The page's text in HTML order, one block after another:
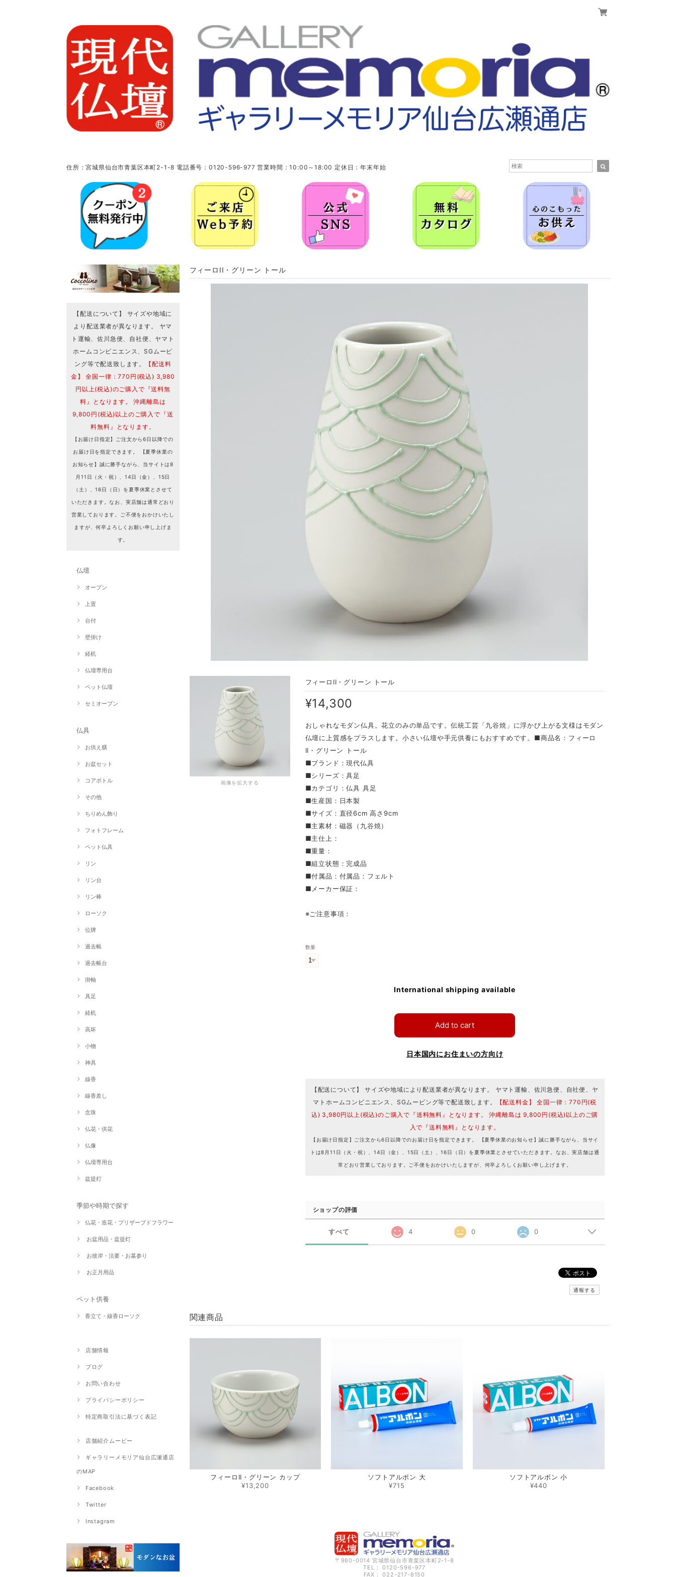
住所：宮城県仙台市青葉区本町2-1-8 電話番号：0120-596-977 営業時間：10:00～18:00 定休日：年末年始
【配送について】 サイズや地域に
より配送業者が異なります。 ヤマ
ト運輸、佐川急便、自社便、ヤマト
ホームコンビニエンス、SGムービ
ング等で配送致します。
【配送料
金】 全国一律：770円(税込) 3,980
円以上(税込)のご購入で『送料無
料』となります。 沖縄離島は
9,800円(税込)以上のご購入で『送
料無料』となります。
【お届け日指定】ご注文から6日以降での
お届け日を指定できます。 【夏季休業の
お知らせ】誠に勝手ながら、当サイトは8
月11日（火・祝）、14日（金）、15日
（土）、16日（日）を夏季休業とさせて
いただきます。なお、実店舗は通常どおり
営業しております。ご不便をおかけいたし
ますが、何卒よろしくお願い申し上げま
す。
仏壇
オープン
上置
台付
壁掛け
経机
仏壇専用台
ペット仏壇
セミオープン
仏具
お供え膳
お盆セット
コアボトル
その他
ちりめん飾り
フォトフレーム
ペット仏具
リン
リン台
リン棒
ローソク
位牌
過去帳
過去帳台
掛軸
具足
経机
高坏
小物
神具
線香
線香差し
念珠
仏花・供花
仏像
仏壇専用台
盆提灯
季節や時期で探す
仏花・造花・プリザーブドフラワー
お盆用品・盆提灯
お彼岸・法要・お墓参り
お正月用品
ペット供養
香立て・線香ローソク
店舗情報
ブログ
お問い合わせ
プライバシーポリシー
特定商取引法に基づく表記
店舗紹介ムービー
ギャラリーメモリア仙台広瀬通店
のMAP
Facebook
Twitter
Instagram
フィーロII・グリーン トール
画像を拡大する
フィーロII・グリーン トール
¥14,300
おしゃれなモダン仏具。花立のみの単品です。伝統工芸「九谷焼」に浮かび上がる文様はモダン
仏壇に上質感をプラスします。小さい仏壇や手元供養にもおすすめです。■商品名：フィーロ
II・グリーン トール
■ブランド：現代仏具
■シリーズ：具足
■カテゴリ：仏具 具足
■生産国：日本製
■サイズ：直径6cm 高さ9cm
■主素材：磁器（九谷焼）
■主仕上：
■重量：
■組立状態：完成品
■付属品：付属品：フェルト
■メーカー保証：
※ご注意事項：
数量
International shipping available
Add to cart
日本国内にお住まいの方向け
【配送について】 サイズや地域により配送業者が異なります。 ヤマト運輸、佐川急便、自社便、ヤ
マトホームコンビニエンス、SGムービング等で配送致します。
【配送料金】 全国一律：770円(税
込) 3,980円以上(税込)のご購入で『送料無料』となります。 沖縄離島は 9,800円(税込)以上のご購
入で『送料無料』となります。
【お届け日指定】ご注文から6日以降でのお届け日を指定できます。 【夏季休業のお知らせ】誠に勝手ながら、当サイ
トは8月11日（火・祝）、14日（金）、15日（土）、16日（日）を夏季休業とさせていただきます。なお、実店舗は通
常どおり営業しております。ご不便をおかけいたしますが、何卒よろしくお願い申し上げます。
ショップの評価
すべて 4 0 0
通報する
関連商品
フィーロII・グリーン カップ
¥13,200
ソフトアルボン 大
¥715
ソフトアルボン 小
¥440
〒980-0014 宮城県仙台市青葉区本町2-1-8
TEL： 0120-596-977
FAX： 022-217-8150